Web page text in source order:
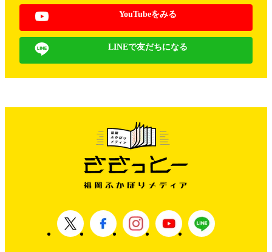
YouTubeをみる
LINEで友だちになる